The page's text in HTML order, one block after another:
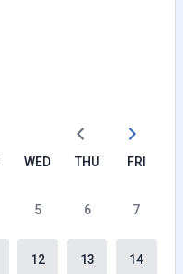
WED THU FRI
5 6 7
12 13 14